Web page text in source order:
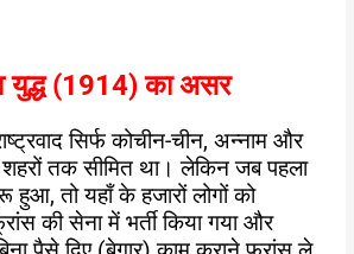
युद्ध (1914) का असर
सिर्फ कोचीन-चीन, अन्नाम और
तक सीमित था। लेकिन जब पहला
हुआ, तो यहाँ के हजारों लोगों को
की सेना में भर्ती किया गया और